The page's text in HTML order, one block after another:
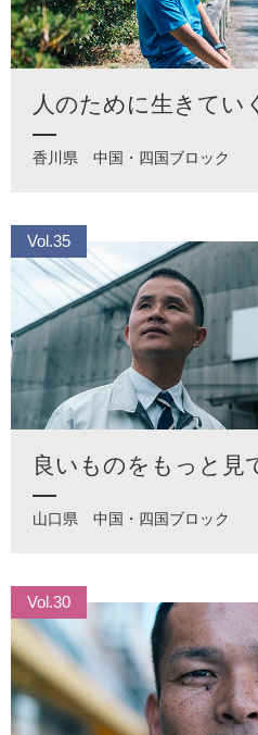
人のために生きてい
香川県 中国・四国ブロック
Vol.35
良いものをもっと見
山口県 中国・四国ブロック
Vol.30